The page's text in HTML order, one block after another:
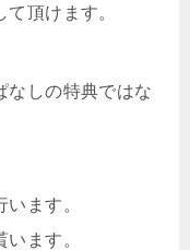
頂けます。
なしの特典ではな
ます。
ます。